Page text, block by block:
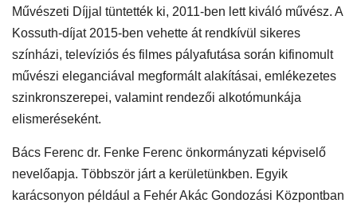
Művészeti Díjjal tüntették ki, 2011-ben lett kiváló művész. A
Kossuth-díjat 2015-ben vehette át rendkívül sikeres
színházi, televíziós és filmes pályafutása során kifinomult
művészi eleganciával megformált alakításai, emlékezetes
szinkronszerepei, valamint rendezői alkotómunkája
elismeréseként.
Bács Ferenc dr. Fenke Ferenc önkormányzati képviselő
nevelőapja. Többször járt a kerületünkben. Egyik
karácsonyon például a Fehér Akác Gondozási Központban